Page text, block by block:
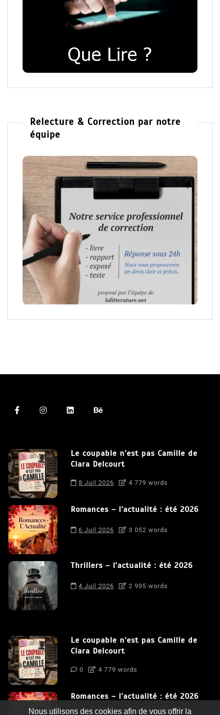
Relecture & Correction par notre
équipe
Le coupable n’est pas Camille de
Clara Delcourt
8 Juil 2026 4 779 words
Romances – l’actualité : été 2026
6 Juil 2026 3 052 words
Thrillers – l’actualité : été 2026
4 Juil 2026 2 995 words
Le coupable n’est pas Camille de
Clara Delcourt
0 4 779 words
Romances – l’actualité : été 2026
Nous utilisons des cookies afin de vous offrir la